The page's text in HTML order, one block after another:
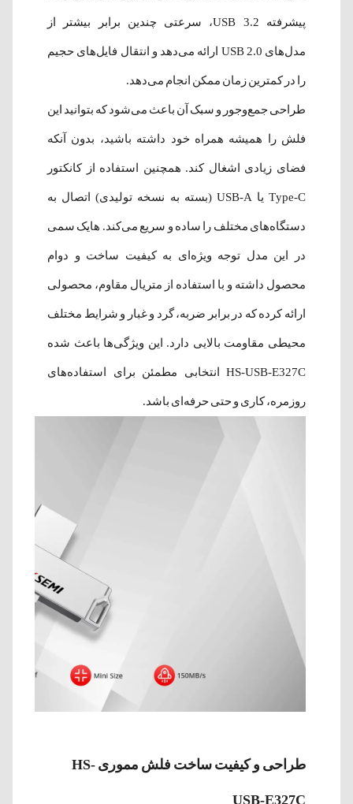
پیشرفته USB 3.2، سرعتی چندین برابر بیشتر از
مدل‌های USB 2.0 ارائه می‌دهد و انتقال فایل‌های حجیم
را در کمترین زمان ممکن انجام می‌دهد.
طراحی جمع‌وجور و سبک آن باعث می‌شود که بتوانید این
فلش را همیشه همراه خود داشته باشید، بدون آنکه
فضای زیادی اشغال کند. همچنین استفاده از کانکتور
Type-C یا USB-A (بسته به نسخه تولیدی) اتصال به
دستگاه‌های مختلف را ساده و سریع می‌کند. هایک سمی
در این مدل توجه ویژه‌ای به کیفیت ساخت و دوام
محصول داشته و با استفاده از متریال مقاوم، محصولی
ارائه کرده که در برابر ضربه، گرد و غبار و شرایط مختلف
محیطی مقاومت بالایی دارد. این ویژگی‌ها باعث شده
HS-USB-E327C انتخابی مطمئن برای استفاده‌های
روزمره، کاری و حتی حرفه‌ای باشد.
طراحی و کیفیت ساخت فلش مموری HS-
USB-E327C